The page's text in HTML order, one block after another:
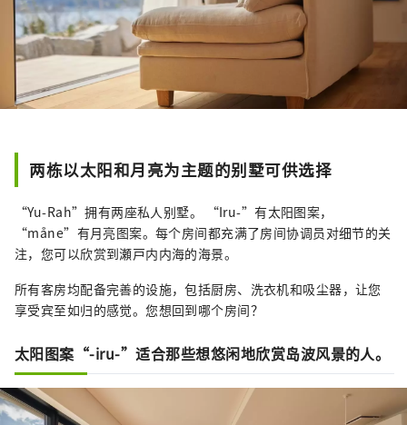
两栋以太阳和月亮为主题的别墅可供选择
“Yu-Rah”拥有两座私人别墅。 “Iru-”有太阳图案，
“måne”有月亮图案。每个房间都充满了房间协调员对细节的关
注，您可以欣赏到瀬戸内内海的海景。
所有客房均配备完善的设施，包括厨房、洗衣机和吸尘器，让您
享受宾至如归的感觉。您想回到哪个房间？
太阳图案“-iru-”适合那些想悠闲地欣赏岛波风景的人。